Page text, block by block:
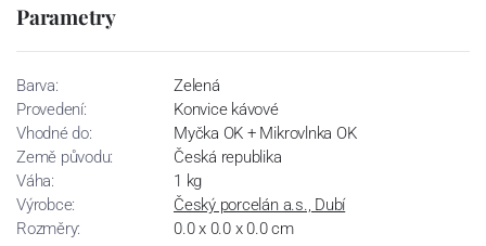
Parametry
Barva:
Zelená
Provedení:
Konvice kávové
Vhodné do:
Myčka OK + Mikrovlnka OK
Země původu:
Česká republika
Váha:
1 kg
Výrobce:
Český porcelán a.s., Dubí
Rozměry:
0.0 x 0.0 x 0.0 cm